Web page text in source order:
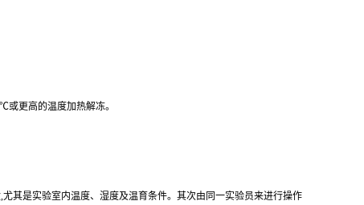
或更高的温度加热解冻。
其是实验室内温度、湿度及温育条件。其次由同一实验员来进行操作